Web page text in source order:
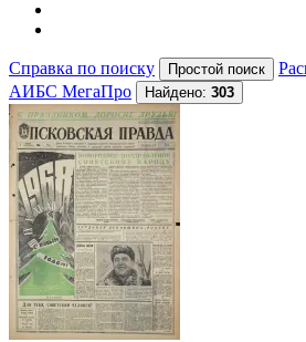
Справка по поиску
АИБС МегаПро
Найдено: 303